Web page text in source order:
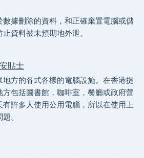
據刪除的資料，和正確棄置電腦或儲
資料被未預期地外泄。
貼士
方的各式各樣的電腦設施。在香港提
包括圖書館，咖啡室，餐廳或政府營
許多人使用公用電腦，所以在使用上
。